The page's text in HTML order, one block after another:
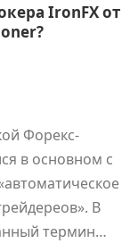
IronFX от
Форекс-
в основном с
В
термин…